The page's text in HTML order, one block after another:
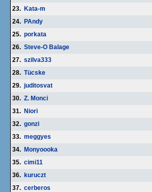
23. Kata-m
24. PAndy
25. porkata
26. Steve-O Balage
27. szilva333
28. Tücske
29. juditosvat
30. Z. Monci
31. Niori
32. gonzi
33. meggyes
34. Monyoooka
35. cimi11
36. kuruczt
37. cerberos